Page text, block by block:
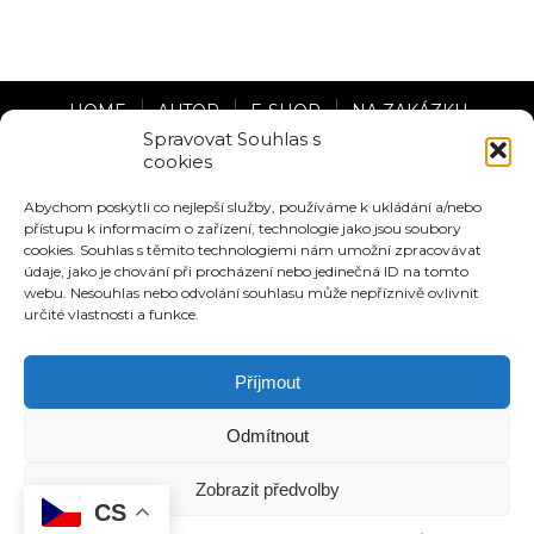
Spravovat Souhlas s
cookies
Abychom poskytli co nejlepší služby, používáme k ukládání a/nebo
přístupu k informacím o zařízení, technologie jako jsou soubory
cookies. Souhlas s těmito technologiemi nám umožní zpracovávat
údaje, jako je chování při procházení nebo jedinečná ID na tomto
webu. Nesouhlas nebo odvolání souhlasu může nepříznivě ovlivnit
určité vlastnosti a funkce.
Příjmout
Odmítnout
Zobrazit předvolby
HOME AUTOR E-SHOP NA ZAKÁZKU
VIZUALIZACE
KONTAKT
Zásady ochrany osobních údajů
Obchodní podmínky Zásady cookies (EU)
CS